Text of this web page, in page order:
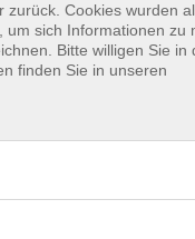
Cookies wurden
sich Informationen zu
Bitte willigen Sie in
finden Sie in unseren